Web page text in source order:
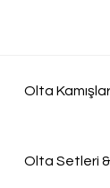
Olta
Olta Setleri &